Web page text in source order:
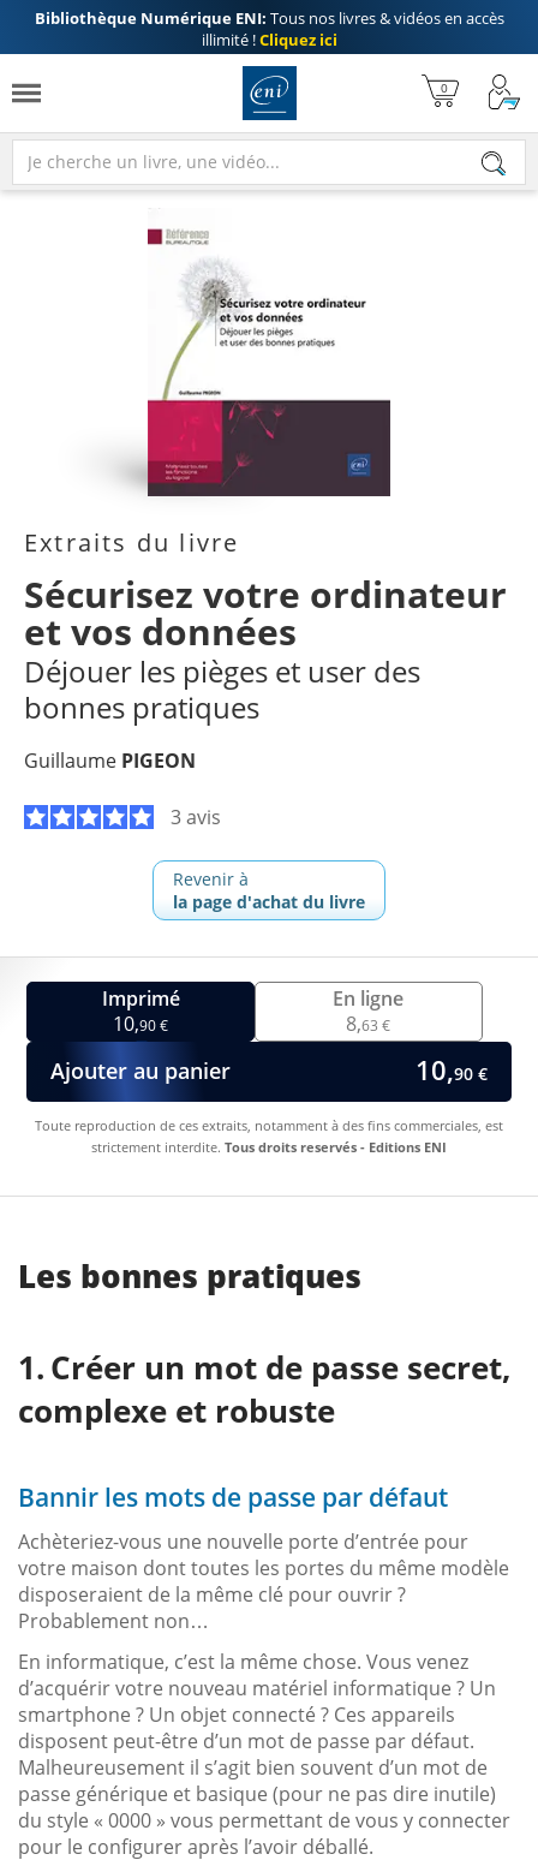
Bibliothèque Numérique ENI: Tous nos livres & vidéos en accès
illimité !Cliquez ici
Extraits du livre
Sécurisez votre ordinateur
et vos données
Déjouer les pièges et user des
bonnes pratiques
Guillaume PIGEON
3 avis
Revenir à
la page d'achat du livre
Imprimé
10,90 €
En ligne
8,63 €
Ajouter au panier 10,90 €
Toute reproduction de ces extraits, notamment à des fins commerciales, est
strictement interdite. Tous droits reservés - Editions ENI
Les bonnes pratiques
Créer un mot de passe secret,
complexe et robuste
Bannir les mots de passe par défaut
Achèteriez-vous une nouvelle porte d’entrée pour
votre maison dont toutes les portes du même modèle
disposeraient de la même clé pour ouvrir ?
Probablement non…
En informatique, c’est la même chose. Vous venez
d’acquérir votre nouveau matériel informatique ? Un
smartphone ? Un objet connecté ? Ces appareils
disposent peut-être d’un mot de passe par défaut.
Malheureusement il s’agit bien souvent d’un mot de
passe générique et basique (pour ne pas dire inutile)
du style « 0000 » vous permettant de vous y connecter
pour le configurer après l’avoir déballé.